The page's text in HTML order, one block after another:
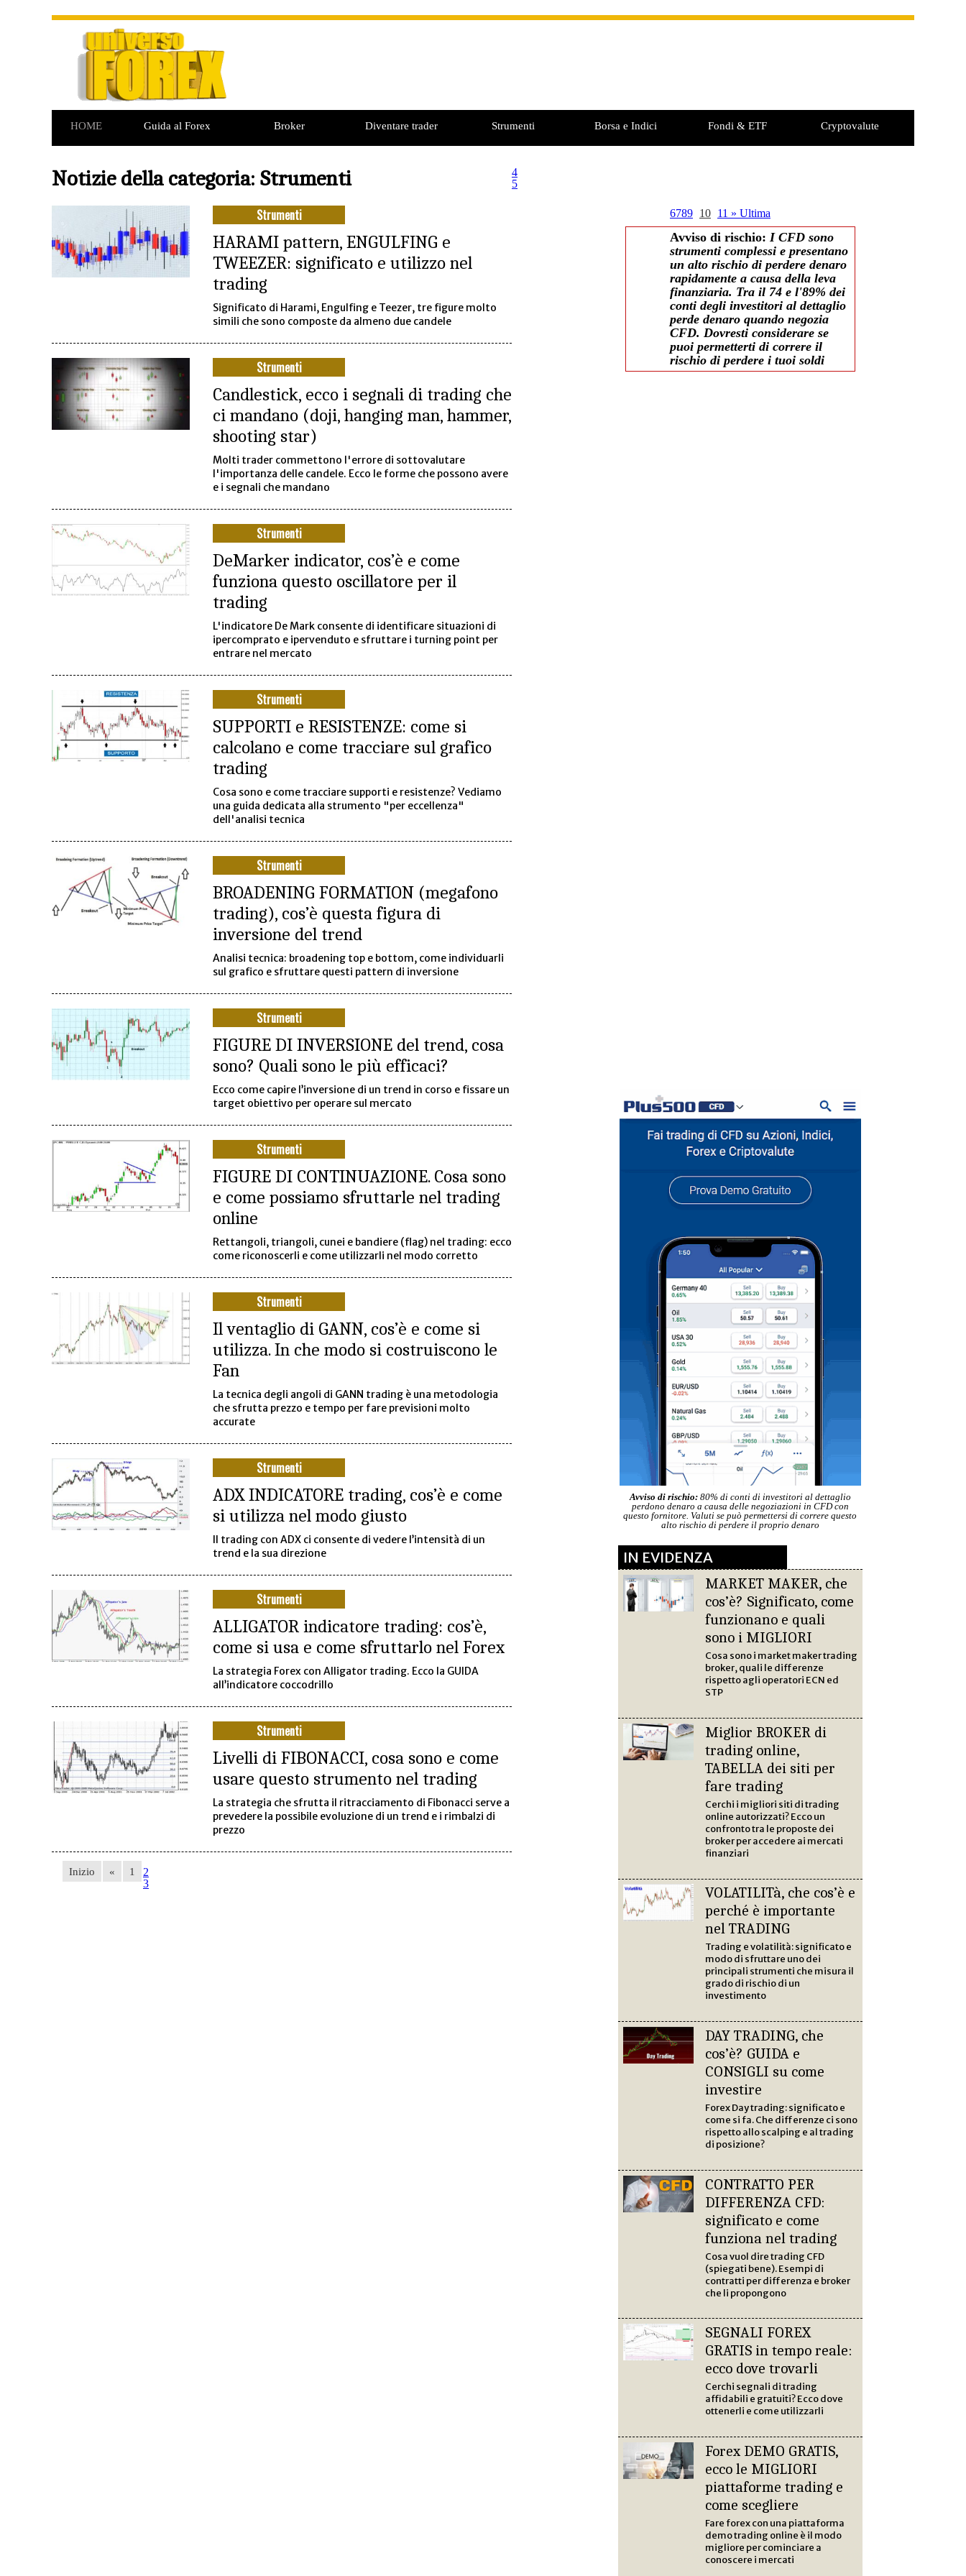
HOME Guida al Forex Broker Diventare trader Strumenti Borsa e Indici Fondi & ETF
Cryptovalute
Commodities
Opzioni Binarie
Notizie della categoria: Strumenti
Strumenti
HARAMI pattern, ENGULFING e
TWEEZER: significato e utilizzo nel
trading
Significato di Harami, Engulfing e Teezer, tre figure molto
simili che sono composte da almeno due candele
Strumenti
Candlestick, ecco i segnali di trading che
ci mandano (doji, hanging man, hammer,
shooting star)
Molti trader commettono l'errore di sottovalutare
l'importanza delle candele. Ecco le forme che possono avere
e i segnali che mandano
Strumenti
DeMarker indicator, cos’è e come
funziona questo oscillatore per il
trading
L'indicatore De Mark consente di identificare situazioni di
ipercomprato e ipervenduto e sfruttare i turning point per
entrare nel mercato
Strumenti
SUPPORTI e RESISTENZE: come si
calcolano e come tracciare sul grafico
trading
Cosa sono e come tracciare supporti e resistenze? Vediamo
una guida dedicata alla strumento "per eccellenza"
dell'analisi tecnica
Strumenti
BROADENING FORMATION (megafono
trading), cos’è questa figura di
inversione del trend
Analisi tecnica: broadening top e bottom, come individuarli
sul grafico e sfruttare questi pattern di inversione
Strumenti
FIGURE DI INVERSIONE del trend, cosa
sono? Quali sono le più efficaci?
Ecco come capire l’inversione di un trend in corso e fissare un
target obiettivo per operare sul mercato
Strumenti
FIGURE DI CONTINUAZIONE. Cosa sono
e come possiamo sfruttarle nel trading
online
Rettangoli, triangoli, cunei e bandiere (flag) nel trading: ecco
come riconoscerli e come utilizzarli nel modo corretto
Strumenti
Il ventaglio di GANN, cos’è e come si
utilizza. In che modo si costruiscono le
Fan
La tecnica degli angoli di GANN trading è una metodologia
che sfrutta prezzo e tempo per fare previsioni molto
accurate
Strumenti
ADX INDICATORE trading, cos’è e come
si utilizza nel modo giusto
Il trading con ADX ci consente di vedere l’intensità di un
trend e la sua direzione
Strumenti
ALLIGATOR indicatore trading: cos’è,
come si usa e come sfruttarlo nel Forex
La strategia Forex con Alligator trading. Ecco la GUIDA
all’indicatore coccodrillo
Strumenti
Livelli di FIBONACCI, cosa sono e come
usare questo strumento nel trading
La strategia che sfrutta il ritracciamento di Fibonacci serve a
prevedere la possibile evoluzione di un trend e i rimbalzi di
prezzo
Inizio « 1
2
3
4
5
6789 10 11 » Ultima
Avviso di rischio: I CFD sono
strumenti complessi e presentano
un alto rischio di perdere denaro
rapidamente a causa della leva
finanziaria. Tra il 74 e l'89% dei
conti degli investitori al dettaglio
perde denaro quando negozia
CFD. Dovresti considerare se
puoi permetterti di correre il
rischio di perdere i tuoi soldi
Avviso di rischio: 80% di conti di investitori al dettaglio
perdono denaro a causa delle negoziazioni in CFD con
questo fornitore. Valuti se può permettersi di correre questo
alto rischio di perdere il proprio denaro
IN EVIDENZA
MARKET MAKER, che
cos’è? Significato, come
funzionano e quali
sono i MIGLIORI
Cosa sono i market maker trading
broker, quali le differenze
rispetto agli operatori ECN ed
STP
Miglior BROKER di
trading online,
TABELLA dei siti per
fare trading
Cerchi i migliori siti di trading
online autorizzati? Ecco un
confronto tra le proposte dei
broker per accedere ai mercati
finanziari
VOLATILITà, che cos’è e
perché è importante
nel TRADING
Trading e volatilità: significato e
modo di sfruttare uno dei
principali strumenti che misura il
grado di rischio di un
investimento
DAY TRADING, che
cos’è? GUIDA e
CONSIGLI su come
investire
Forex Day trading: significato e
come si fa. Che differenze ci sono
rispetto allo scalping e al trading
di posizione?
CONTRATTO PER
DIFFERENZA CFD:
significato e come
funziona nel trading
Cosa vuol dire trading CFD
(spiegati bene). Esempi di
contratti per differenza e broker
che li propongono
SEGNALI FOREX
GRATIS in tempo reale:
ecco dove trovarli
Cerchi segnali di trading
affidabili e gratuiti? Ecco dove
ottenerli e come utilizzarli
Forex DEMO GRATIS,
ecco le MIGLIORI
piattaforme trading e
come scegliere
Fare forex con una piattaforma
demo trading online è il modo
migliore per cominciare a
conoscere i mercati